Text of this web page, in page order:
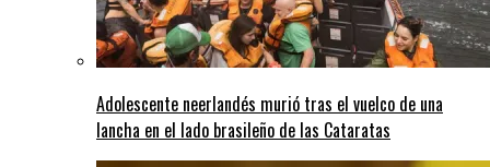
Adolescente neerlandés murió tras el vuelco de una
lancha en el lado brasileño de las Cataratas